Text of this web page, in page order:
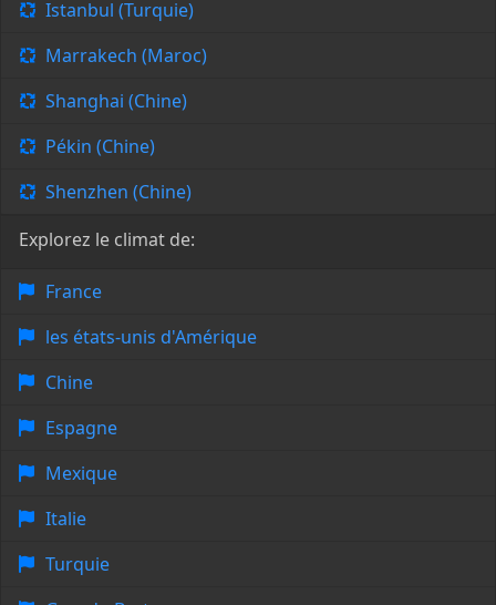
Istanbul (Turquie)
Marrakech (Maroc)
Shanghai (Chine)
Pékin (Chine)
Shenzhen (Chine)
Explorez le climat de:
France
les états-unis d'Amérique
Chine
Espagne
Mexique
Italie
Turquie